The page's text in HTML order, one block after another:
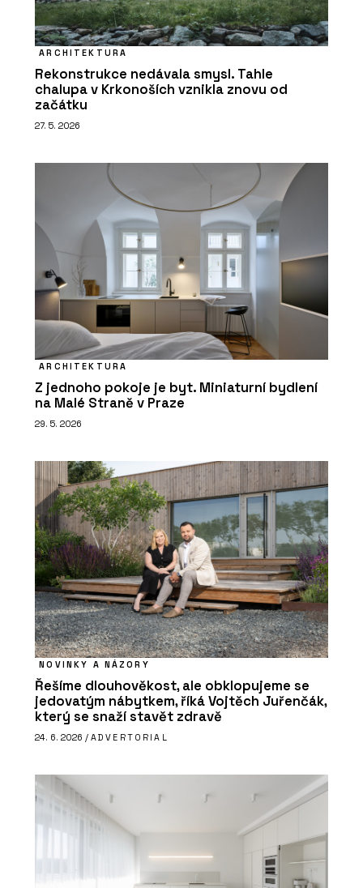
ARCHITEKTURA
Rekonstrukce nedávala smysl. Tahle
chalupa v Krkonoších vznikla znovu od
začátku
27. 5. 2026
ARCHITEKTURA
Z jednoho pokoje je byt. Miniaturní bydlení
na Malé Straně v Praze
29. 5. 2026
NOVINKY A NÁZORY
Řešíme dlouhověkost, ale obklopujeme se
jedovatým nábytkem, říká Vojtěch Juřenčák,
který se snaží stavět zdravě
24. 6. 2026 / ADVERTORIAL